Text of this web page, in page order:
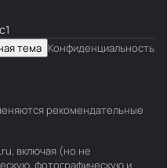
тема Конфиденциальность
рекомендательные
включая (но не
фотографическую и